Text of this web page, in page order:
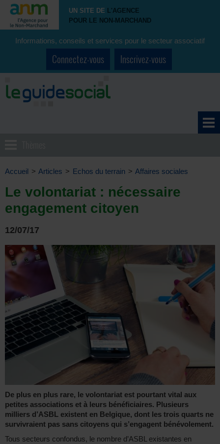
UN SITE DE L'AGENCE
POUR LE NON-MARCHAND
Informations, conseils et services pour le secteur associatif
Connectez-vous Inscrivez-vous
Accueil > Articles > Echos du terrain > Affaires sociales
Le volontariat : nécessaire
engagement citoyen
12/07/17
De plus en plus rare, le volontariat est pourtant vital aux
petites associations et à leurs bénéficiaires. Plusieurs
milliers d’ASBL existent en Belgique, dont les trois quarts ne
survivraient pas sans citoyens qui s’engagent bénévolement.
Tous secteurs confondus, le nombre d’ASBL existantes en